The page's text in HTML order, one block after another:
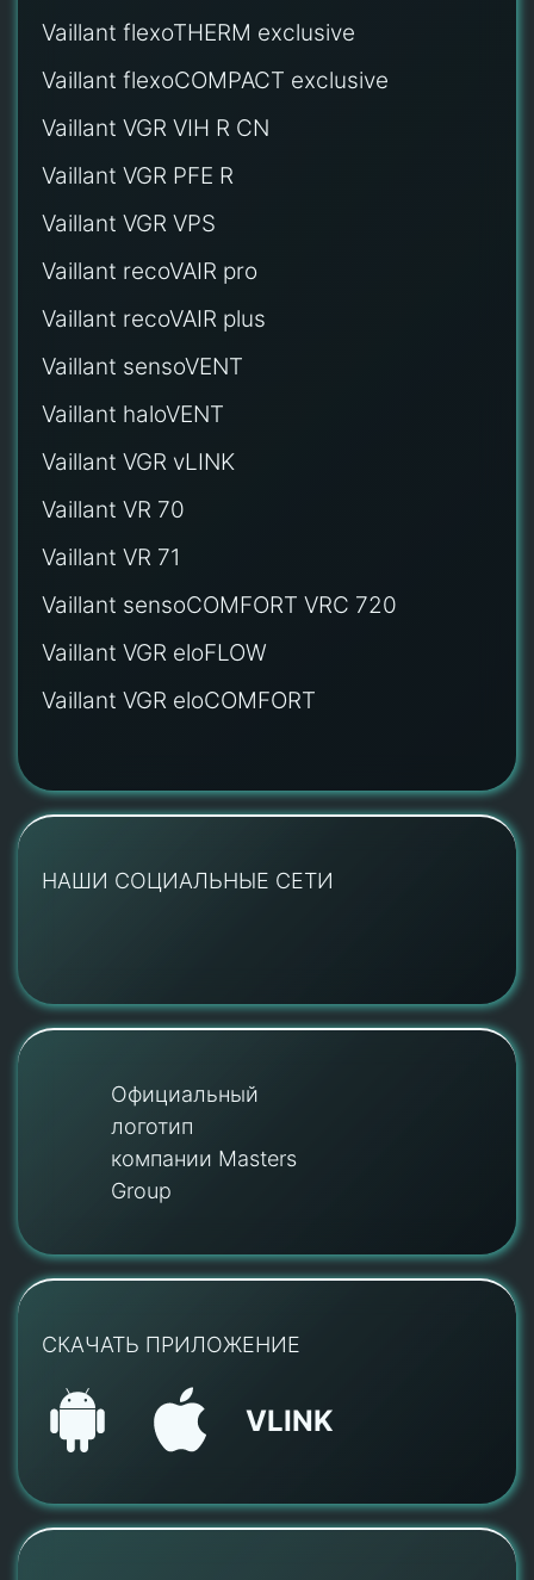
Vaillant flexoTHERM exclusive
Vaillant flexoCOMPACT exclusive
Vaillant VGR VIH R CN
Vaillant VGR PFE R
Vaillant VGR VPS
Vaillant recoVAIR pro
Vaillant recoVAIR plus
Vaillant sensoVENT
Vaillant haloVENT
Vaillant VGR vLINK
Vaillant VR 70
Vaillant VR 71
Vaillant sensoCOMFORT VRC 720
Vaillant VGR eloFLOW
Vaillant VGR eloCOMFORT
НАШИ СОЦИАЛЬНЫЕ СЕТИ
Официальный
логотип
компании Masters
Group
СКАЧАТЬ ПРИЛОЖЕНИЕ
VLINK